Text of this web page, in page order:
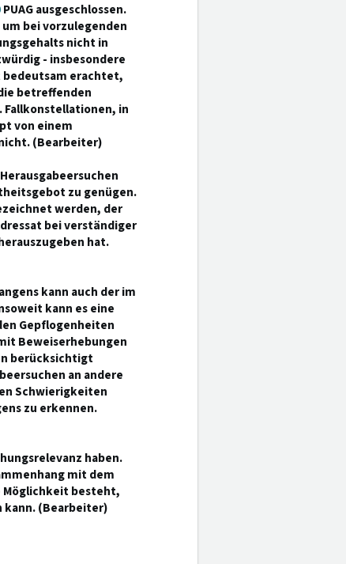
PUAG ausgeschlossen.
bei vorzulegenden
nicht in
- insbesondere
bedeutsam erachtet,
betreffenden
in
von einem
(Bearbeiter)
zu genügen.
werden, der
bei verständiger
hat.
kann auch der im
kann es eine
Gepflogenheiten
Beweiserhebungen
berücksichtigt
an andere
Schwierigkeiten
zu erkennen.
haben.
mit dem
Möglichkeit besteht,
kann. (Bearbeiter)